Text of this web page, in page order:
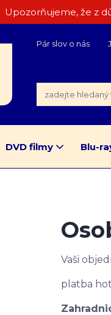
Upozorňujeme, že z
Pár slov o nás
DVD filmy Blu-
Vaši
platba